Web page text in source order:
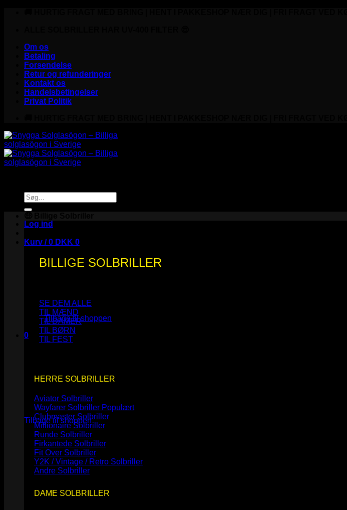
Om os
Betaling
Forsendelse
Retur og refunderinger
Kontakt os
Handelsbetingelser
Privat Politik
Søg
efter:
Log ind
Kurv /0 DKK 0
Ingen varer i kurven.
Tilbage til shoppen
0
Kurv
Ingen varer i kurven.
Tilbage til shoppen
BILLIGE SOLBRILLER
SE DEM ALLE
TIL MÆND
TIL DAMER
TIL BØRN
TIL FEST
HERRE SOLBRILLER
Aviator Solbriller
Wayfarer Solbriller
Clubmaster Solbriller
Millionaire Solbriller
Runde Solbriller
Firkantede Solbriller
Fit Over Solbriller
Y2K / Vintage / Retro Solbriller
Andre Solbriller
DAME SOLBRILLER